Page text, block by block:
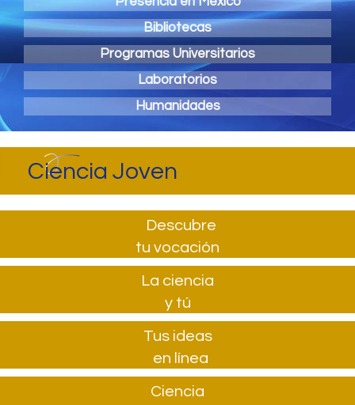
Bibliotecas
Programas Universitarios
Laboratorios
Humanidades
Ciencia Joven
Descubre
tu vocación
La ciencia
y tú
Tus ideas
en línea
Ciencia